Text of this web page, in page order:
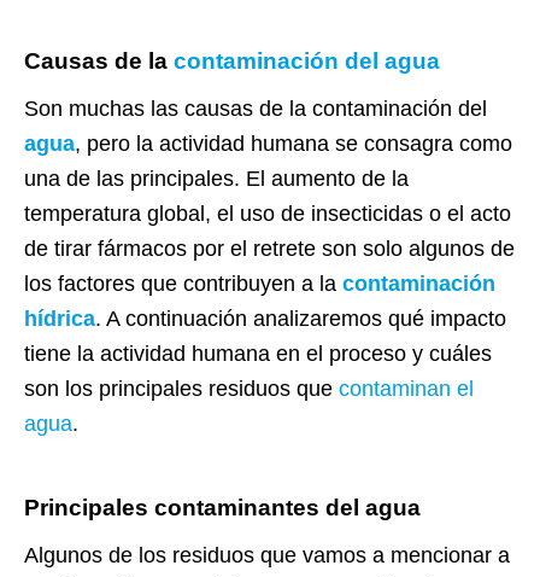
Causas de la contaminación del agua
Son muchas las causas de la contaminación del
agua, pero la actividad humana se consagra como
una de las principales. El aumento de la
temperatura global, el uso de insecticidas o el acto
de tirar fármacos por el retrete son solo algunos de
los factores que contribuyen a la contaminación
hídrica. A continuación analizaremos qué impacto
tiene la actividad humana en el proceso y cuáles
son los principales residuos que contaminan el
agua.
Principales contaminantes del agua
Algunos de los residuos que vamos a mencionar a